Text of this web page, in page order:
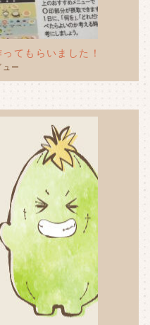
てもらいました！
ー